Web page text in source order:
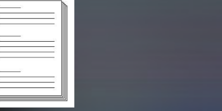
KHM Journal
LECTURE Reihe
off topic
Empfehlungen
Publikationen Lehrende
Top 10 Ausleihe
Rara
Open Access